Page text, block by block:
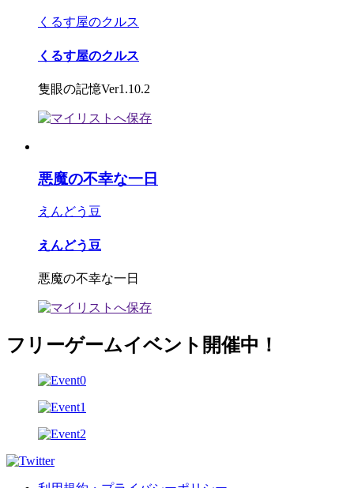
くるす屋のクルス
くるす屋のクルス
隻眼の記憶Ver1.10.2
悪魔の不幸な一日
えんどう豆
えんどう豆
悪魔の不幸な一日
フリーゲームイベント開催中！